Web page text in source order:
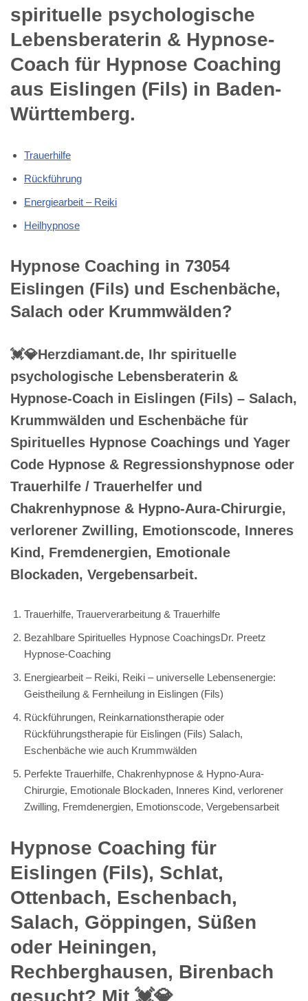
spirituelle psychologische
Lebensberaterin & Hypnose-
Coach für Hypnose Coaching
aus Eislingen (Fils) in Baden-
Württemberg.
Trauerhilfe
Rückführung
Energiearbeit – Reiki
Heilhypnose
Hypnose Coaching in 73054
Eislingen (Fils) und Eschenbäche,
Salach oder Krummwälden?
💓️💎Herzdiamant.de, Ihr spirituelle
psychologische Lebensberaterin &
Hypnose-Coach in Eislingen (Fils) – Salach,
Krummwälden und Eschenbäche für
Spirituelles Hypnose Coachings und Yager
Code Hypnose & Regressionshypnose oder
Trauerhilfe / Trauerhelfer und
Chakrenhypnose & Hypno-Aura-Chirurgie,
verlorener Zwilling, Emotionscode, Inneres
Kind, Fremdenergien, Emotionale
Blockaden, Vergebensarbeit.
Trauerhilfe, Trauerverarbeitung & Trauerhilfe
Bezahlbare Spirituelles Hypnose CoachingsDr. Preetz
Hypnose-Coaching
Energiearbeit – Reiki, Reiki – universelle Lebensenergie:
Geistheilung & Fernheilung in Eislingen (Fils)
Rückführungen, Reinkarnationstherapie oder
Rückführungstherapie für Eislingen (Fils) Salach,
Eschenbäche wie auch Krummwälden
Perfekte Trauerhilfe, Chakrenhypnose & Hypno-Aura-
Chirurgie, Emotionale Blockaden, Inneres Kind, verlorener
Zwilling, Fremdenergien, Emotionscode, Vergebensarbeit
Hypnose Coaching für
Eislingen (Fils), Schlat,
Ottenbach, Eschenbach,
Salach, Göppingen, Süßen
oder Heiningen,
Rechberghausen, Birenbach